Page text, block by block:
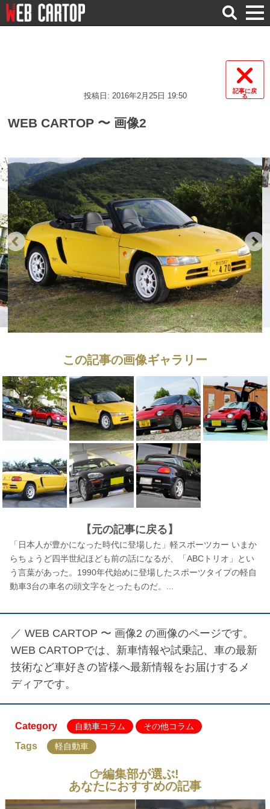
検
索
記事に戻
る
投稿日: 2016年2月25日 19:50
WEB CARTOP 〜 画像2
この記事の画像ギャラリー
【元の記事に戻る】
「日本人が豊かになった時代に登場した」軽スポーツカー いまか
らちょうど四半世紀ほども前の話になるが、「ABCトリオ」とい
う言葉があった。1990年代始めに登場したスポーツタイプの軽自
動車3台の車名の頭文字をとったものだ。...
／ WEB CARTOP 〜 画像2 の画像のページです。
WEB CARTOPでは、新車情報や試乗記、車の最新
技術など車好きの皆様へ最新情報をお届けするメ
ディアです。
Category 自動車コラム その他コラム
Tags 軽自動車
編集部が選ぶ!
あなたにおすすめの記事